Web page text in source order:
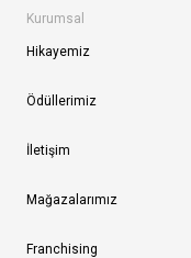
Kurumsal
Hikayemiz
Ödüllerimiz
İletişim
Mağazalarımız
Franchising